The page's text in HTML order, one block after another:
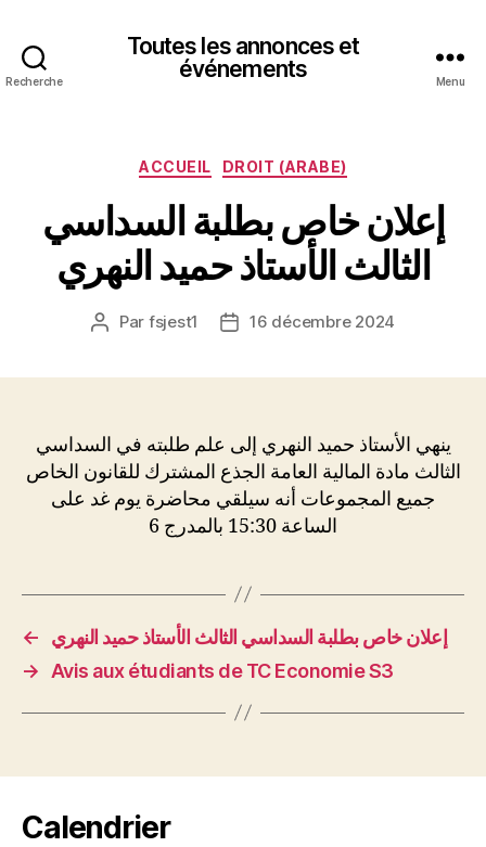
Recherche
Toutes les annonces et
événements
Menu
Catégories
ACCUEIL DROIT (ARABE)
إعلان خاص بطلبة السداسي
الثالث الأستاذ حميد النهري
Auteur
Par fsjest1
Date16 décembre 2024
ينهي الأستاذ حميد النهري إلى علم طلبته في السداسي
الثالث مادة المالية العامة الجذع المشترك للقانون الخاص
جميع المجموعات أنه سيلقي محاضرة يوم غد على
الساعة 15:30 بالمدرج 6
←
إعلان خاص بطلبة السداسي الثالث الأستاذ حميد النهري
→
Avis aux étudiants de TC Economie S3
Calendrier